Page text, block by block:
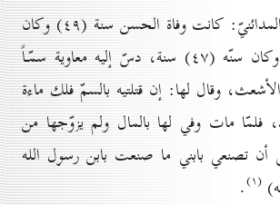
قال أبو الحسن المدائنيّ: كانت وفاة الحسن سنة (٤۹) وكان
مريضاً (٤٠) يوماً وكان سنّه (٤۷) سنة، دسّ إليه معاوية سمّـاً
وقال لها: إن قتلتيه بالسمّ فلك ماءة
فلمّا مات وفي لها بالمال ولم يزوّجها من
تصنعي بابني ما صنعت بابن رسول الله
(۱) .